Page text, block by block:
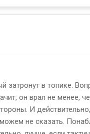
в топике.
он врал не менее,
И
не сказать.